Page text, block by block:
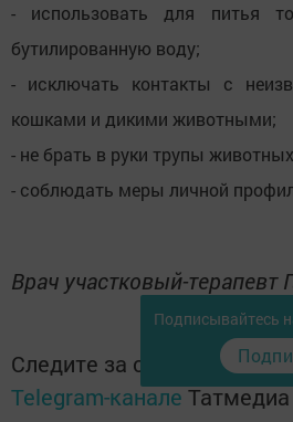
- использовать для питья
бутилированную воду;
- исключать контакты с
кошками и дикими животными;
- не брать в руки трупы
- соблюдать меры личной
Врач участковый-терапевт
Следите за самым
Telegram-канале Татмедиа
Подписывайтесь